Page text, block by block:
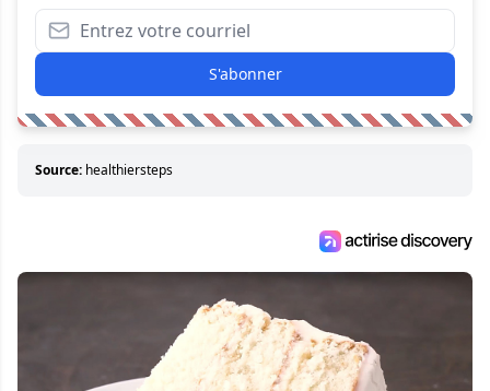
S'abonner
Source: healthiersteps